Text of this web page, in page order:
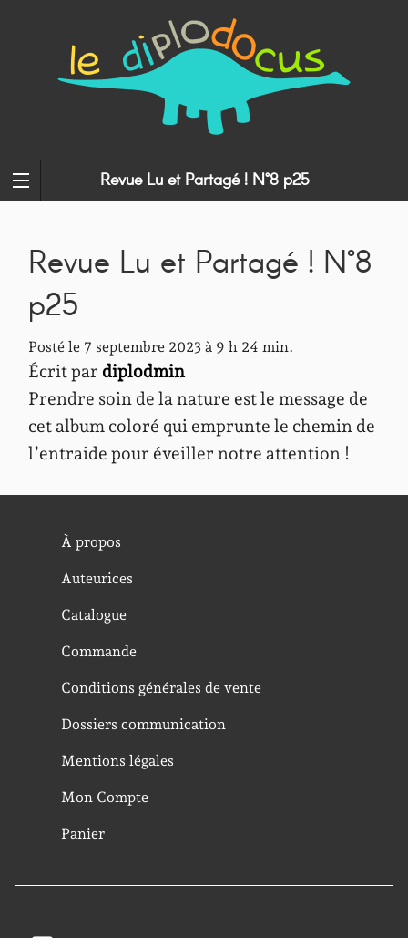
Revue Lu et Partagé ! N°8 p25
Revue Lu et Partagé ! N°8
p25
Posté le 7 septembre 2023 à 9 h 24 min.
Écrit par diplodmin
Prendre soin de la nature est le message de
cet album coloré qui emprunte le chemin de
l’entraide pour éveiller notre attention !
À propos
Auteurices
Catalogue
Commande
Conditions générales de vente
Dossiers communication
Mentions légales
Mon Compte
Panier